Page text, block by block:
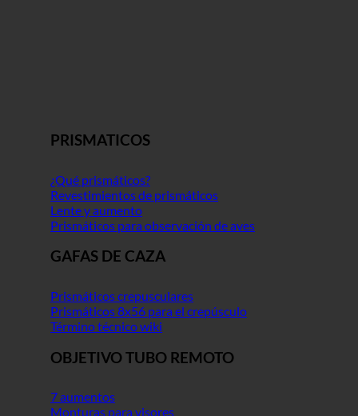
PRISMATICOS
¿Qué prismáticos?
Revestimientos de prismáticos
Lente y aumento
Prismáticos para observación de aves
GAFAS DE CAZA
Prismáticos crepusculares
Prismáticos 8x56 para el crepúsculo
Término técnico wiki
OBJETIVO TUBO REMOTO
7 aumentos
Monturas para visores